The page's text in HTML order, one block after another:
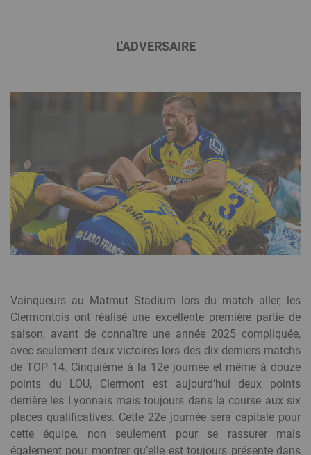
L'ADVERSAIRE
Vainqueurs au Matmut Stadium lors du match aller, les
Clermontois ont réalisé une excellente première partie de
saison, avant de connaître une année 2025 compliquée,
avec seulement deux victoires lors des dix derniers matchs
de TOP 14. Cinquième à la 12e journée et même à douze
points du LOU, Clermont est aujourd’hui deux points
derrière les Lyonnais mais toujours dans la course aux six
places qualificatives. Cette 22e journée sera capitale pour
cette équipe, non seulement pour se rassurer mais
également pour montrer qu’elle est toujours présente dans